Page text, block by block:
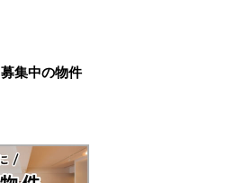
募集中の物件